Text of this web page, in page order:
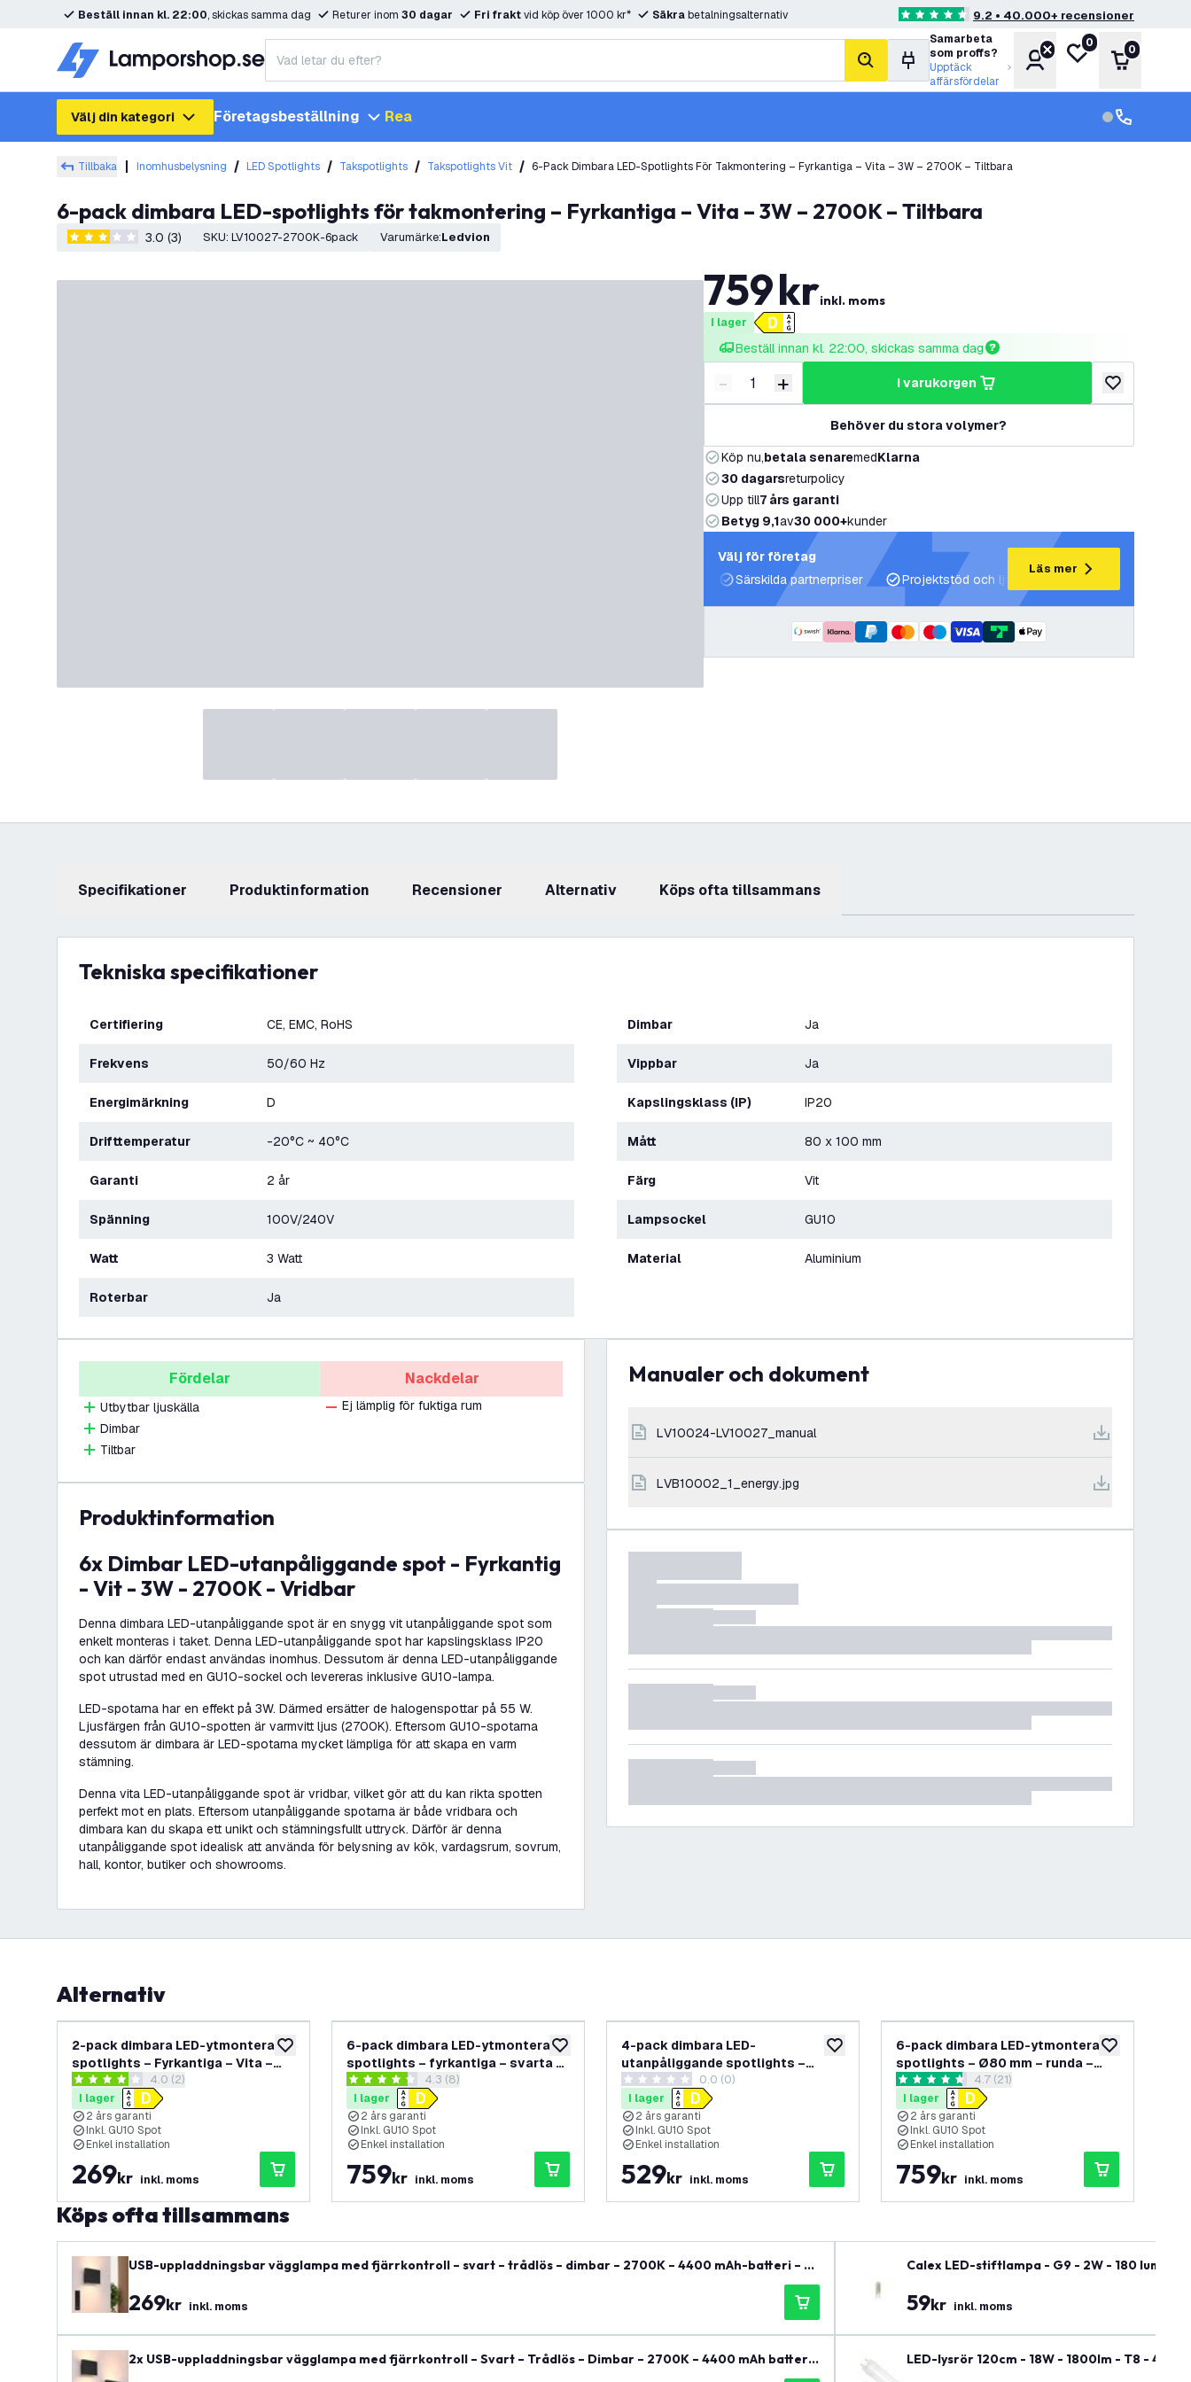
Beställ innan kl. 22:00, skickas samma dag Returer inom 30 dagar Fri fraktvid köp över 1000 kr* Säkrabetalningsalternativ 4.6 stjärnbetyg9.2 • 40.000+ recensioner
sök
Samarbeta
som proffs?
Upptäck
affärsfördelar
KontoMin önskelista
0
Varukorg
0
Välj din kategori Företagsbeställning Rea kundservice
kundservice
Tillbaka Inomhusbelysning LED Spotlights Takspotlights Takspotlights Vit 6-Pack Dimbara LED-Spotlights För Takmontering – Fyrkantiga – Vita – 3W – 2700K – Tiltbara
6-pack dimbara LED-spotlights för takmontering – Fyrkantiga – Vita – 3W – 2700K – Tiltbara
3 stjärnbetyg 3.0 (3) SKU: LV10027-2700K-6pack Varumärke: Ledvion
759krinkl. moms
I lager
Beställ innan kl. 22:00, skickas samma dag
Minska antal
- Öka antal
+ i varukorgen
lägg till i
Behöver du stora volymer?
Köp nu,betala senaremedKlarna
30 dagarsreturpolicy
Upp till7 års garanti
Betyg 9,1av30 000+kunder
Välj för företag
Särskilda partnerpriser
Projektstöd och ljusplaner
Läs mer
Specifikationer produktinformation recensioner Alternativ Köps ofta tillsammans
Tekniska specifikationer
Certifiering CE, EMC, RoHS
Frekvens 50/60 Hz
Energimärkning D
Drifttemperatur -20°C ~ 40°C
Garanti 2 år
Spänning 100V/240V
Watt 3 Watt
Roterbar Ja
Dimbar Ja
Vippbar Ja
Kapslingsklass (IP) IP20
Mått 80 x 100 mm
Färg Vit
Lampsockel GU10
Material Aluminium
Fördelar
Utbytbar ljuskälla
Dimbar
Tiltbar
Nackdelar
Ej lämplig för fuktiga rum
produktinformation
6x Dimbar LED-utanpåliggande spot - Fyrkantig
- Vit - 3W - 2700K - Vridbar
Denna dimbara LED-utanpåliggande spot är en snygg vit utanpåliggande spot som
enkelt monteras i taket. Denna LED-utanpåliggande spot har kapslingsklass IP20
och kan därför endast användas inomhus. Dessutom är denna LED-utanpåliggande
spot utrustad med en GU10-sockel och levereras inklusive GU10-lampa.
LED-spotarna har en effekt på 3W. Därmed ersätter de halogenspottar på 55 W.
Ljusfärgen från GU10-spotten är varmvitt ljus (2700K). Eftersom GU10-spotarna
dessutom är dimbara är LED-spotarna mycket lämpliga för att skapa en varm
stämning.
Denna vita LED-utanpåliggande spot är vridbar, vilket gör att du kan rikta spotten
perfekt mot en plats. Eftersom utanpåliggande spotarna är både vridbara och
dimbara kan du skapa ett unikt och stämningsfullt uttryck. Därför är denna
utanpåliggande spot idealisk att använda för belysning av kök, vardagsrum, sovrum,
hall, kontor, butiker och showrooms.
Manualer och dokument
LV10024-LV10027_manual
LVB10002_1_energy.jpg
Alternativ
lägg till i önskelistan
2-pack dimbara LED-ytmonterade
spotlights – Fyrkantiga – Vita –
3W – 2700K – Tiltbara
öppna recensionspanel
4 stjärnbetyg 4.0 (2)
I lager
2 års garanti
Inkl. GU10 Spot
Enkel installation
269kr inkl. moms
lägg till i önskelistan
6-pack dimbara LED-ytmonterade
spotlights – fyrkantiga – svarta –
3W – 2700K – riktbara
öppna recensionspanel
4.3 stjärnbetyg4.3 (8)
I lager
2 års garanti
Inkl. GU10 Spot
Enkel installation
759kr inkl. moms
lägg till i önskelistan
4-pack dimbara LED-
utanpåliggande spotlights –
fyrkantiga – vita – 3W – 2700K –
vinklingsbara
0 stjärnbetyg 0.0 (0)
I lager
2 års garanti
Inkl. GU10 Spot
Enkel installation
529kr inkl. moms
lägg till i
6-pack dimbara LED-ytmonterade
spotlights – Ø80 mm – runda –
vita – 3 W – 2700 K – tiltbara
öppna recensionspanel
4.7 stjärnbetyg4.7 (21)
I lager
2 års garanti
Inkl. GU10 Spot
Enkel installation
759kr inkl. moms
Köps ofta tillsammans
USB-uppladdningsbar vägglampa med fjärrkontroll – svart – trådlös – dimbar – 2700K – 4400 mAh-batteri – fö
269kr inkl. moms
2x USB-uppladdningsbar vägglampa med fjärrkontroll – Svart – Trådlös – Dimbar – 2700K – 4400 mAh batteri
Calex LED-stiftlampa - G9 - 2W - 180 lumen
59kr inkl. moms
LED-lysrör 120cm - 18W - 1800lm - T8 -